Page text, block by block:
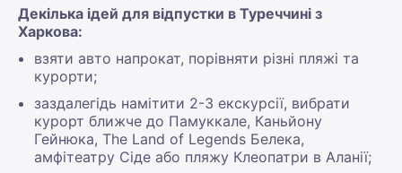
Декілька ідей для відпустки в Туреччині з
Харкова:
взяти авто напрокат, порівняти різні пляжі та
курорти;
заздалегідь намітити 2-3 екскурсії, вибрати
курорт ближче до Памуккале, Каньйону
Гейнюка, The Land of Legends Белека,
амфітеатру Сіде або пляжу Клеопатри в Аланії;